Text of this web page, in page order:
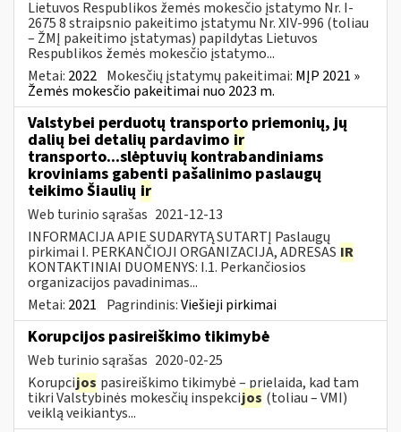
Lietuvos Respublikos žemės mokesčio įstatymo Nr. I-
2675 8 straipsnio pakeitimo įstatymu Nr. XIV-996 (toliau
– ŽMĮ pakeitimo įstatymas) papildytas Lietuvos
Respublikos žemės mokesčio įstatymo...
Metai: 2022 Mokesčių įstatymų pakeitimai: MĮP 2021 »
Žemės mokesčio pakeitimai nuo 2023 m.
Valstybei perduotų transporto priemonių, jų
dalių bei detalių pardavimo ir
transporto...slėptuvių kontrabandiniams
kroviniams gabenti pašalinimo paslaugų
teikimo Šiaulių ir
Web turinio sąrašas 2021-12-13
INFORMACIJA APIE SUDARYTĄ SUTARTĮ Paslaugų
pirkimai I. PERKANČIOJI ORGANIZACIJA, ADRESAS IR
KONTAKTINIAI DUOMENYS: I.1. Perkančiosios
organizacijos pavadinimas...
Metai: 2021 Pagrindinis:Viešieji pirkimai
Korupcijos pasireiškimo tikimybė
Web turinio sąrašas 2020-02-25
Korupcijos pasireiškimo tikimybė – prielaida, kad tam
tikri Valstybinės mokesčių inspekcijos (toliau – VMI)
veiklą veikiantys...